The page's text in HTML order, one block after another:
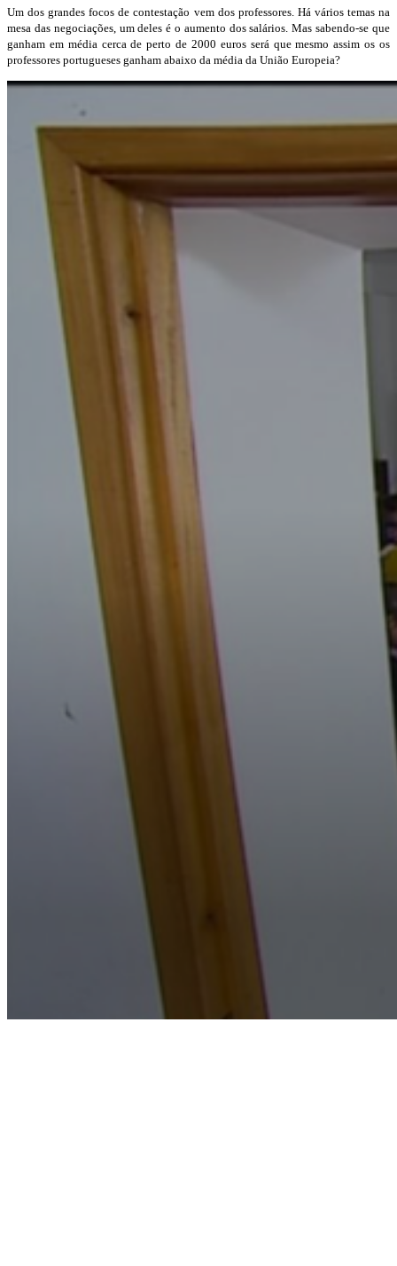
Um dos grandes focos de contestação vem dos professores. Há vários temas na
mesa das negociações, um deles é o aumento dos salários. Mas sabendo-se que
ganham em média cerca de perto de 2000 euros será que mesmo assim os os
professores portugueses ganham abaixo da média da União Europeia?